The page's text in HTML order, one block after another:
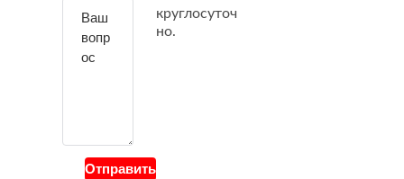
Отправить
круглосуточ
но.